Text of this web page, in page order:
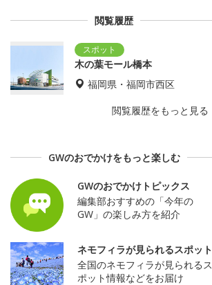
閲覧履歴
木の葉モール橋本
福岡県・福岡市西区
閲覧履歴をもっと見る
GWのおでかけをもっと楽しむ
GWのおでかけトピックス
編集部おすすめの「今年の
GW」の楽しみ方を紹介
ネモフィラが見られるスポット
全国のネモフィラが見られるス
ポット情報などをお届け